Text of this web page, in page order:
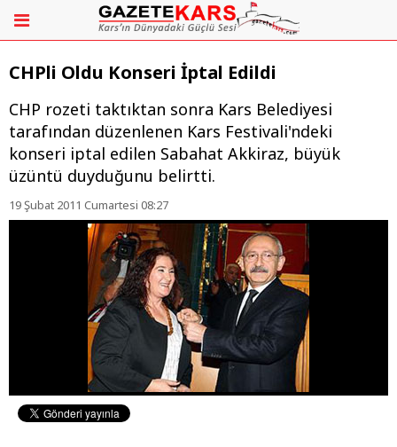
CHPli Oldu Konseri İptal Edildi
CHP rozeti taktıktan sonra Kars Belediyesi
tarafından düzenlenen Kars Festivali'ndeki
konseri iptal edilen Sabahat Akkiraz, büyük
üzüntü duyduğunu belirtti.
19 Şubat 2011 Cumartesi 08:27